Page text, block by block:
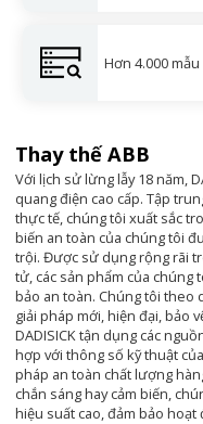
Hơn 4.000
Thay thế ABB
Với lịch sử lừng lẫy 18 năm,
quang điện cao cấp. Tập
thực tế, chúng tôi xuất sắc
biến an toàn của chúng tôi
trội. Được sử dụng rộng rãi
tử, các sản phẩm của chúng
bảo an toàn. Chúng tôi theo
giải pháp mới, hiện đại, bảo
DADISICK tận dụng các
hợp với thông số kỹ thuật
pháp an toàn chất lượng
chắn sáng hay cảm biến,
hiệu suất cao, đảm bảo